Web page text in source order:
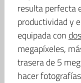
resulta perfecta
productividad y
equipada con
megapíxeles,
trasera de 5
hacer